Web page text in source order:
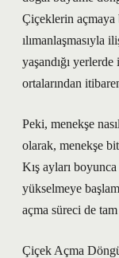
Çiçeklerin açmaya
ılımanlaşmasıyla
yaşandığı
ortalarından
Peki, menekşe
olarak, menekşe
Kış ayları
yükselmeye
açma süreci de
Çiçek Açma